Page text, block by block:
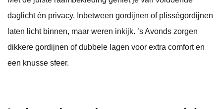
daglicht én privacy. Inbetween gordijnen of plisségordijnen
laten licht binnen, maar weren inkijk. ’s Avonds zorgen
dikkere gordijnen of dubbele lagen voor extra comfort en
een knusse sfeer.